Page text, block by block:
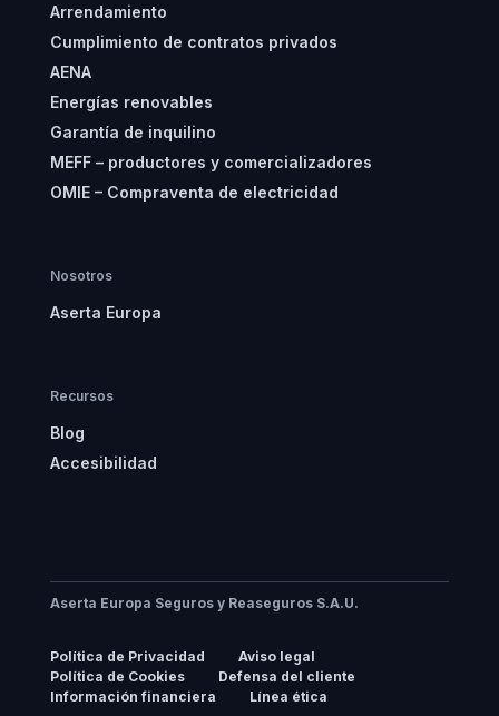
Arrendamiento
Cumplimiento de contratos privados
AENA
Energías renovables
Garantía de inquilino
MEFF – productores y comercializadores
OMIE – Compraventa de electricidad
Nosotros
Aserta Europa
Recursos
Blog
Accesibilidad
Aserta Europa Seguros y Reaseguros S.A.U.
Política de Privacidad
Aviso legal
Política de Cookies
Defensa del cliente
Información financiera
Línea ética